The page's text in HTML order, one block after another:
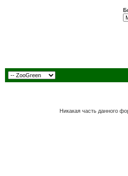
Никакая часть данного